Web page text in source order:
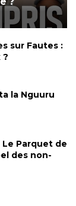
sur Fautes :
?
la Nguuru
Parquet de
des non-